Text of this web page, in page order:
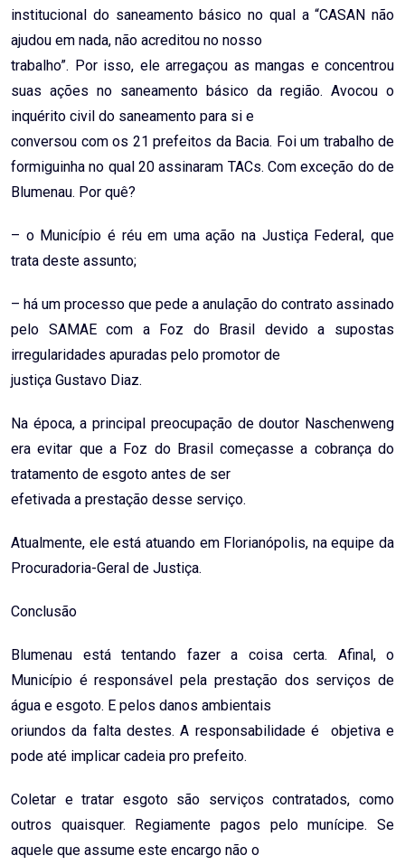
institucional do saneamento básico no qual a “CASAN não
ajudou em nada, não acreditou no nosso
trabalho”. Por isso, ele arregaçou as mangas e concentrou
suas ações no saneamento básico da região. Avocou o
inquérito civil do saneamento para si e
conversou com os 21 prefeitos da Bacia. Foi um trabalho de
formiguinha no qual 20 assinaram TACs. Com exceção do de
Blumenau. Por quê?
– o Município é réu em uma ação na Justiça Federal, que
trata deste assunto;
– há um processo que pede a anulação do contrato assinado
pelo SAMAE com a Foz do Brasil devido a supostas
irregularidades apuradas pelo promotor de
justiça Gustavo Diaz.
Na época, a principal preocupação de doutor Naschenweng
era evitar que a Foz do Brasil começasse a cobrança do
tratamento de esgoto antes de ser
efetivada a prestação desse serviço.
Atualmente, ele está atuando em Florianópolis, na equipe da
Procuradoria-Geral de Justiça.
Conclusão
Blumenau está tentando fazer a coisa certa. Afinal, o
Município é responsável pela prestação dos serviços de
água e esgoto. E pelos danos ambientais
oriundos da falta destes. A responsabilidade é objetiva e
pode até implicar cadeia pro prefeito.
Coletar e tratar esgoto são serviços contratados, como
outros quaisquer. Regiamente pagos pelo munícipe. Se
aquele que assume este encargo não o